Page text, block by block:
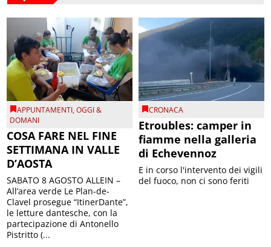
APPUNTAMENTI,OGGI &
DOMANI
COSA FARE NEL FINE
SETTIMANA IN VALLE
D’AOSTA
SABATO 8 AGOSTO ALLEIN –
All’area verde Le Plan-de-
Clavel prosegue “ItinerDante”,
le letture dantesche, con la
partecipazione di Antonello
Pistritto (...
CRONACA
Etroubles: camper in
fiamme nella galleria
di Echevennoz
E in corso l'intervento dei vigili
del fuoco, non ci sono feriti